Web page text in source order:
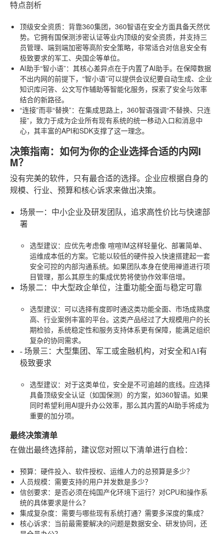
特点剖析
顶级安全资质：背靠360集团，360智语在安全方面具备天然优
势。它拥有国保测涉密认证等业内顶级的安全资质，并支持三
员管理、端到端加密等高阶安全策略，非常适合对信息安全有
极致要求的军工、央国企等单位。
AI助手“智小语”：其核心差异点在于内置了AI助手。在保障数据
不出内网的前提下，“智小语”可以提供会议纪要自动生成、企业
知识库问答、公文写作辅助等智能化服务，探索了安全与效率
结合的新路径。
“连接”而非“替换”：在集成思路上，360智语强调“不替换、只连
接”，致力于成为企业所有现有系统的统一移动入口和消息中
心，其丰富的API和SDK支撑了这一理念。
决策指南：如何为你的企业选择合适的内网I
M？
没有完美的软件，只有最合适的选择。企业应根据自身的
规模、行业、预算和核心诉求来做出决策。
场景一：中小企业及研发团队，追求高性价比与快速部
署
选型建议：应优先考虑像 喧喧IM这样轻量化、部署简单、
运维成本低的方案。它能以较低的硬件投入快速搭建起一套
安全可控的内部沟通系统。如果团队本身在使用禅道进行项
目管理，那么其原生的集成优势将使协作效率倍增。
场景二：中大型政企单位，注重功能全面与稳定可靠
选型建议：可以选择有度即时通这类功能全面、市场成熟度
高、行业案例丰富的平台。这类产品经过了大规模用户的长
期检验，系统稳定性和服务支持体系更有保障，能满足组织
复杂的协同需求。
- 场景三：大型集团、军工或金融机构，对安全和AI有
极致要求
选型建议：对于这类单位，安全是不可逾越的底线。应选择
具备顶级安全认证（如国保测）的方案，如360智语。如果
同时希望利用AI提升办公效率，那么其内置的AI助手将成为
重要的加分项。
最终决策清单
在做出最终选择前，建议您对照以下清单进行自检：
预算：硬件投入、软件授权、运维人力的总预算是多少？
人员规模：需要支持的用户并发数是多少？
信创要求：是否必须在纯国产化环境下运行？对CPU和操作系
统的具体要求是什么？
集成复杂度：需要与哪些现有系统打通？需要多深度的集成？
核心诉求：当前最需要解决的问题是数据安全、研发协同，还